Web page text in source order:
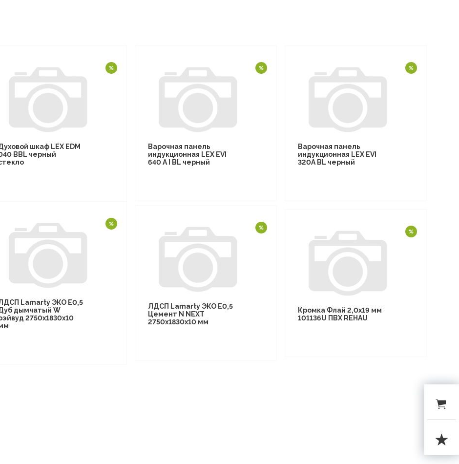
шкаф LEX EDM
BBL черный
Варочная панель
индукционная LEX EVI
640 A I BL черный
Варочная панель
индукционная LEX EVI
320A BL черный
Lamarty ЭКО E0,5
дымчатый W
2750х1830х10
ЛДСП Lamarty ЭКО E0,5
Цемент N NEXT
2750х1830х10 мм
Кромка Флай 2,0х19 мм
101136U ПВХ REHAU